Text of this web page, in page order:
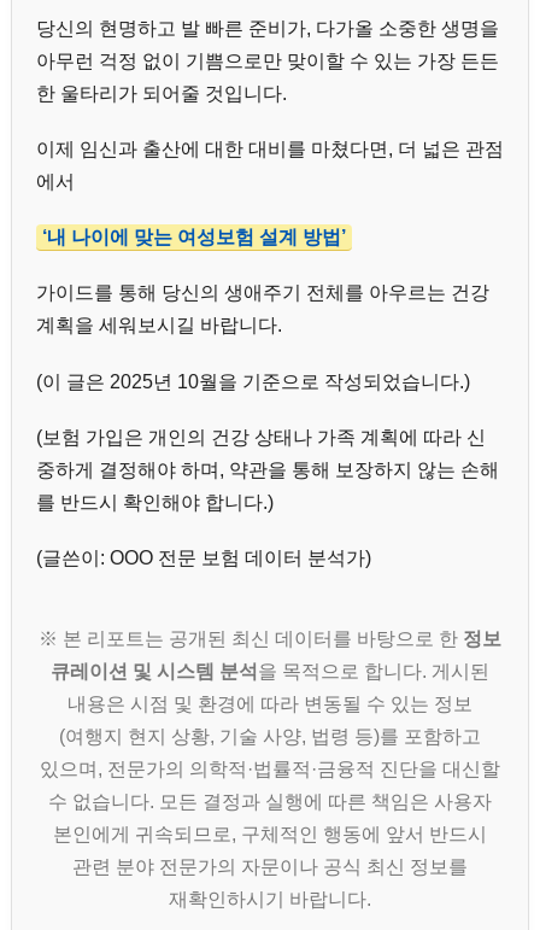
당신의 현명하고 발 빠른 준비가, 다가올 소중한 생명을
아무런 걱정 없이 기쁨으로만 맞이할 수 있는 가장 든든
한 울타리가 되어줄 것입니다.
이제 임신과 출산에 대한 대비를 마쳤다면, 더 넓은 관점
에서
‘내 나이에 맞는 여성보험 설계 방법’
가이드를 통해 당신의 생애주기 전체를 아우르는 건강
계획을 세워보시길 바랍니다.
(이 글은 2025년 10월을 기준으로 작성되었습니다.)
(보험 가입은 개인의 건강 상태나 가족 계획에 따라 신
중하게 결정해야 하며, 약관을 통해 보장하지 않는 손해
를 반드시 확인해야 합니다.)
(글쓴이: OOO 전문 보험 데이터 분석가)
※ 본 리포트는 공개된 최신 데이터를 바탕으로 한 정보
큐레이션 및 시스템 분석 을 목적으로 합니다. 게시된
내용은 시점 및 환경에 따라 변동될 수 있는 정보
(여행지 현지 상황, 기술 사양, 법령 등)를 포함하고
있으며, 전문가의 의학적·법률적·금융적 진단을 대신할
수 없습니다. 모든 결정과 실행에 따른 책임은 사용자
본인에게 귀속되므로, 구체적인 행동에 앞서 반드시
관련 분야 전문가의 자문이나 공식 최신 정보를
재확인하시기 바랍니다.